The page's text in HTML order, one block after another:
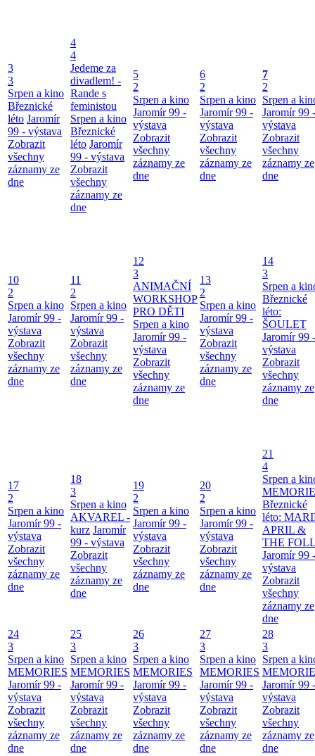
3
3
Srpen a kino
Březnické
léto Jaromír
99 - výstava
Zobrazit
všechny
záznamy ze
dne
4
4
Jedeme za
divadlem! -
Rande s
feministou
Srpen a kino
Březnické
léto Jaromír
99 - výstava
Zobrazit
všechny
záznamy ze
dne
5
2
Srpen a kino
Jaromír 99 -
výstava
Zobrazit
všechny
záznamy ze
dne
6
2
Srpen a kino
Jaromír 99 -
výstava
Zobrazit
všechny
záznamy ze
dne
7
2
Srpen a
Jaromír 99 -
výstava
Zobrazit
všechny
záznamy ze
dne
10
2
Srpen a kino
Jaromír 99 -
výstava
Zobrazit
všechny
záznamy ze
dne
11
2
Srpen a kino
Jaromír 99 -
výstava
Zobrazit
všechny
záznamy ze
dne
12
3
ANIMAČNÍ
WORKSHOP
PRO DĚTI
Srpen a kino
Jaromír 99 -
výstava
Zobrazit
všechny
záznamy ze
dne
13
2
Srpen a kino
Jaromír 99 -
výstava
Zobrazit
všechny
záznamy ze
dne
14
3
Srpen a
Březnické
léto:
ŠOULET
Jaromír 99 -
výstava
Zobrazit
všechny
záznamy ze
dne
17
2
Srpen a kino
Jaromír 99 -
výstava
Zobrazit
všechny
záznamy ze
dne
18
3
Srpen a kino
AKVAREL -
kurz Jaromír
99 - výstava
Zobrazit
všechny
záznamy ze
dne
19
2
Srpen a kino
Jaromír 99 -
výstava
Zobrazit
všechny
záznamy ze
dne
20
2
Srpen a kino
Jaromír 99 -
výstava
Zobrazit
všechny
záznamy ze
dne
21
4
Srpen a
Březnické
léto:
APRIL &
THE
Jaromír 99 -
výstava
Zobrazit
všechny
záznamy ze
dne
24
3
Srpen a kino
MEMORIES
Jaromír 99 -
výstava
Zobrazit
všechny
záznamy ze
dne
25
3
Srpen a kino
MEMORIES
Jaromír 99 -
výstava
Zobrazit
všechny
záznamy ze
dne
26
3
Srpen a kino
MEMORIES
Jaromír 99 -
výstava
Zobrazit
všechny
záznamy ze
dne
27
3
Srpen a kino
MEMORIES
Jaromír 99 -
výstava
Zobrazit
všechny
záznamy ze
dne
28
3
Srpen a
Jaromír 99 -
výstava
Zobrazit
všechny
záznamy ze
dne